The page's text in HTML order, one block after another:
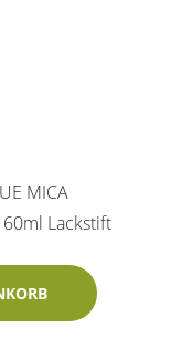
MICA
Lackstift
Glasurit-